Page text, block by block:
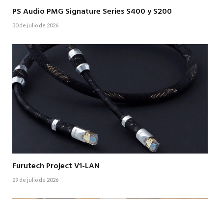
PS Audio PMG Signature Series S400 y S200
30 de julio de 2026
Furutech Project V1-LAN
29 de julio de 2026